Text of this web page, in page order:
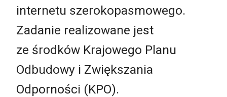
internetu szerokopasmowego.
Zadanie realizowane jest
ze środków Krajowego Planu
Odbudowy i Zwiększania
Odporności (KPO).